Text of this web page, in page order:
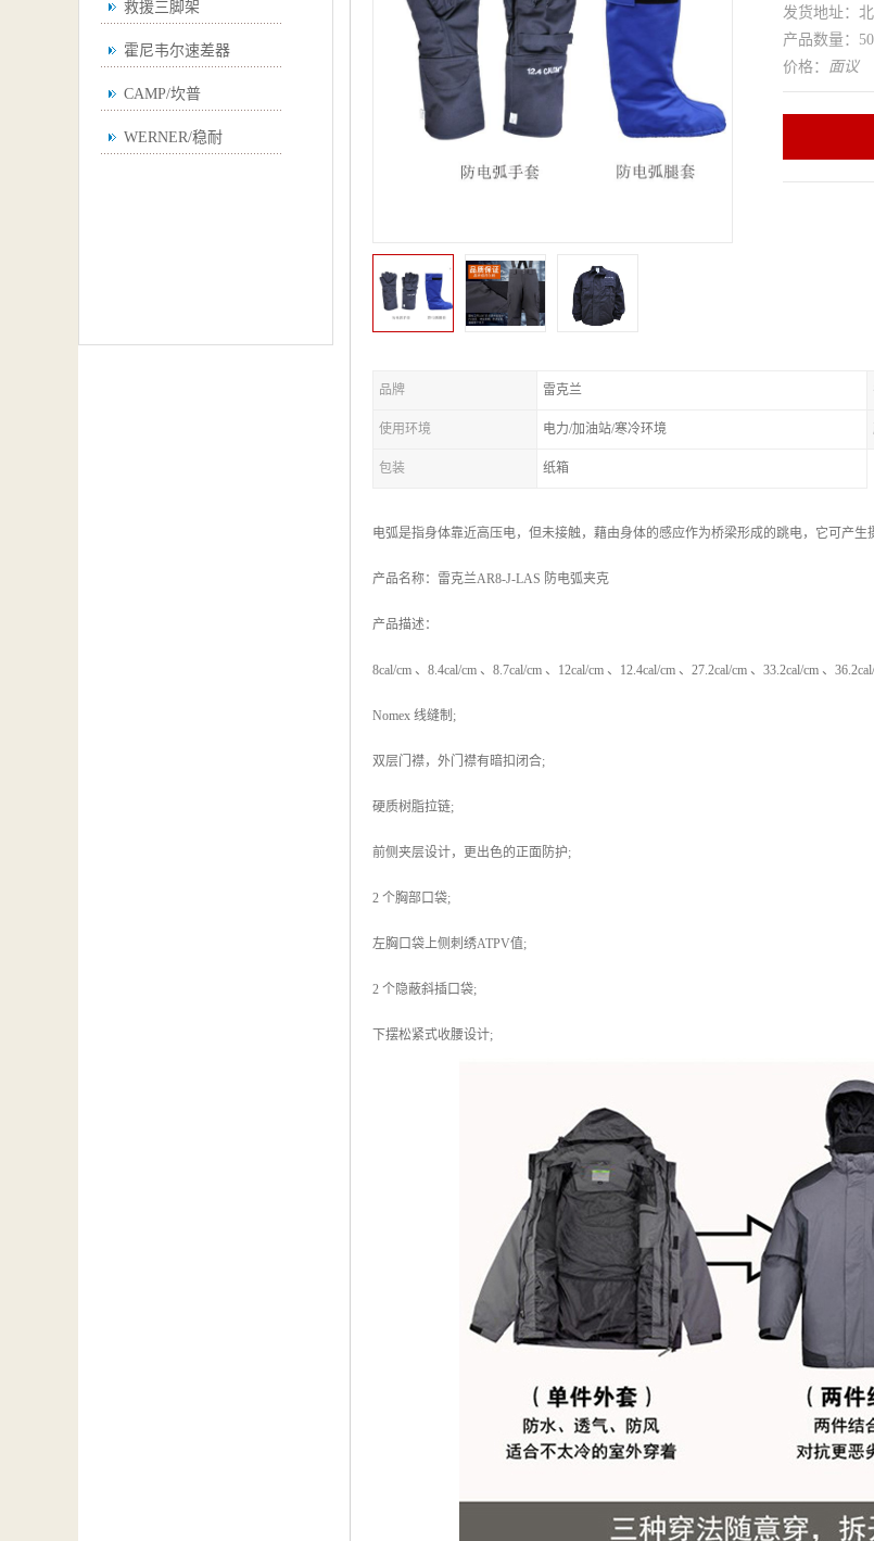
救援三脚架
霍尼韦尔速差器
CAMP/坎普
WERNER/稳耐
发货地址：
产品数量：
价格： 面议
品牌 雷克兰
使用环境 电力/加油站/寒冷环境
包装 纸箱
电弧是指身体靠近高压电，但未接触，藉由身体的感应作为桥梁形成的跳电，它可产
产品名称：雷克兰AR8-J-LAS 防电弧夹克
产品描述：
8cal/cm 、8.4cal/cm 、8.7cal/cm 、12cal/cm 、12.4cal/cm 、27.2cal/cm 、33.2cal/cm 、
Nomex 线缝制;
双层门襟，外门襟有暗扣闭合;
硬质树脂拉链;
前侧夹层设计，更出色的正面防护;
2 个胸部口袋;
左胸口袋上侧刺绣ATPV值;
2 个隐蔽斜插口袋;
下摆松紧式收腰设计;